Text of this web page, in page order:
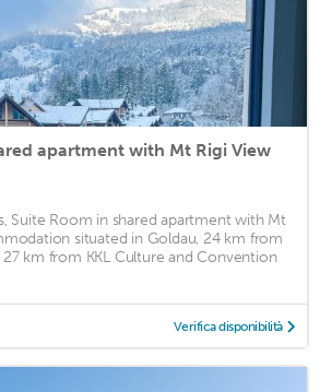
apartment with Mt Rigi View
Suite Room in shared apartment with Mt
situated in Goldau, 24 km from
27 km from KKL Culture and Convention
Verifica disponibilità